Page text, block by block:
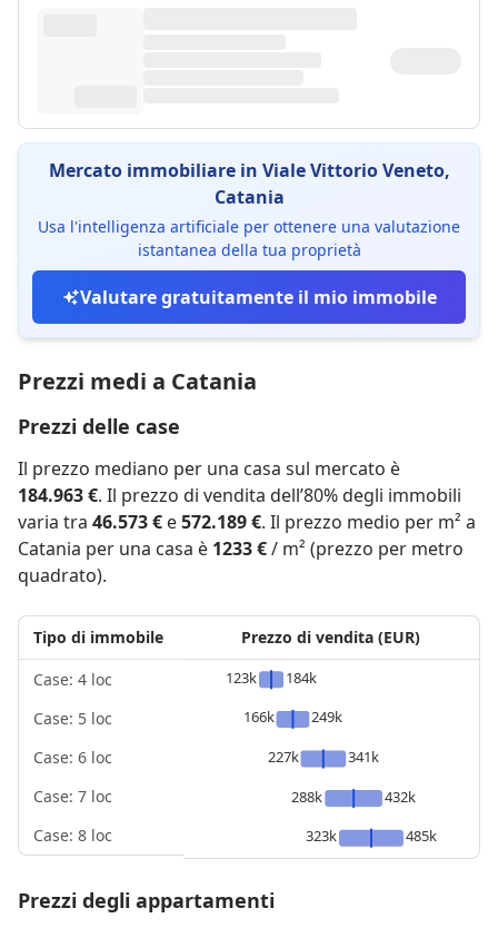
Mercato immobiliare in Viale Vittorio Veneto,
Catania
Usa l'intelligenza artificiale per ottenere una valutazione
istantanea della tua proprietà
Valutare gratuitamente il mio immobile
Prezzi medi a Catania
Prezzi delle case
Il prezzo mediano per una casa sul mercato è
184.963 €. Il prezzo di vendita dell’80% degli immobili
varia tra 46.573 € e572.189 €. Il prezzo medio per m² a
Catania per una casa è 1233 €/ m² (prezzo per metro
quadrato).
Tipo di immobile
Case: 4 loc
Case: 5 loc
Case: 6 loc
Case: 7 loc
Case: 8 loc
Prezzo di vendita (EUR)
123k
184k
166k
249k
227k
341k
288k
432k
323k
485k
Prezzi degli appartamenti